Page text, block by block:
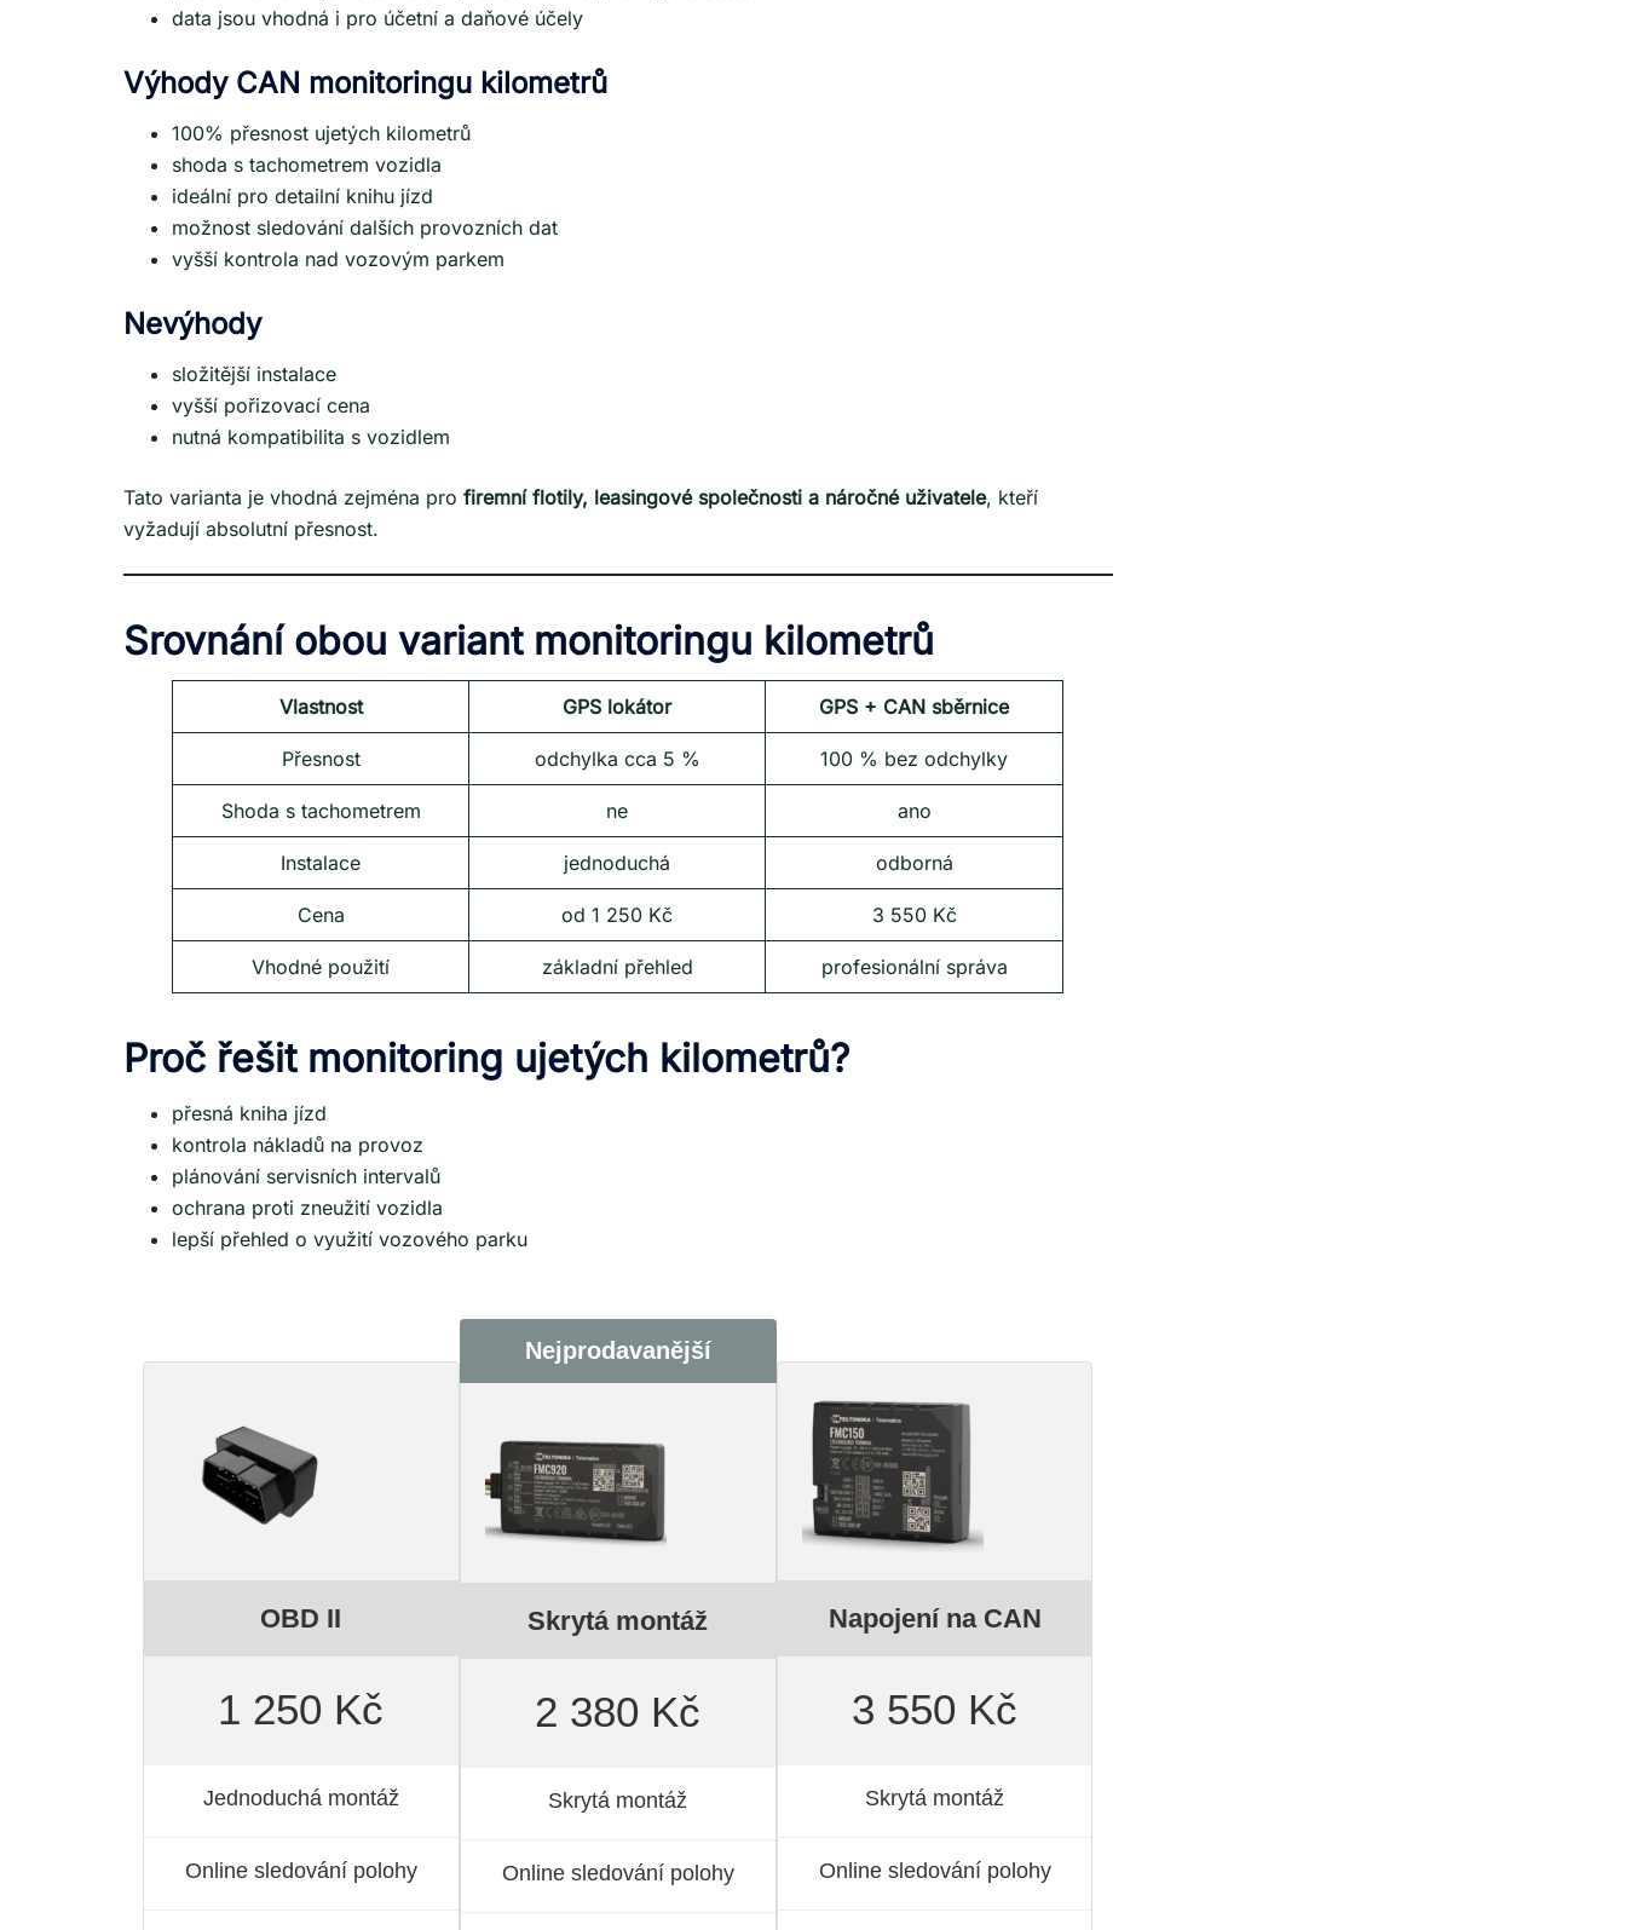
data jsou vhodná i pro účetní a daňové účely
Výhody CAN monitoringu kilometrů
100% přesnost ujetých kilometrů
shoda s tachometrem vozidla
ideální pro detailní knihu jízd
možnost sledování dalších provozních dat
vyšší kontrola nad vozovým parkem
Nevýhody
složitější instalace
vyšší pořizovací cena
nutná kompatibilita s vozidlem
Tato varianta je vhodná zejména pro firemní flotily, leasingové společnosti a náročné uživatele, kteří
vyžadují absolutní přesnost.
Srovnání obou variant monitoringu kilometrů
Vlastnost GPS lokátor GPS + CAN sběrnice
Přesnost odchylka cca 5 % 100 % bez odchylky
Shoda s tachometrem ne ano
Instalace jednoduchá odborná
Cena od 1 250 Kč 3 550 Kč
Vhodné použití základní přehled profesionální správa
Proč řešit monitoring ujetých kilometrů?
přesná kniha jízd
kontrola nákladů na provoz
plánování servisních intervalů
ochrana proti zneužití vozidla
lepší přehled o využití vozového parku
OBD II
1 250 Kč
Jednoduchá montáž
Online sledování polohy
Nejprodavanější
Skrytá montáž
2 380 Kč
Skrytá montáž
Online sledování polohy
Napojení na CAN
3 550 Kč
Skrytá montáž
Online sledování polohy